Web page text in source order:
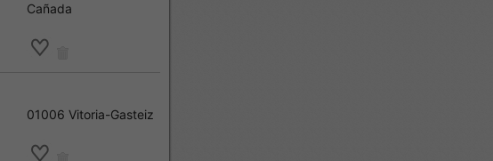
Cañada
01006 Vitoria-Gasteiz